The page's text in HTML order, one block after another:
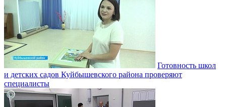
Готовность школ
и детских садов Куйбышевского района проверяют
специалисты